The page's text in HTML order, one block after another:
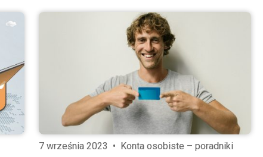
7 września 2023 • Konta osobiste – poradniki